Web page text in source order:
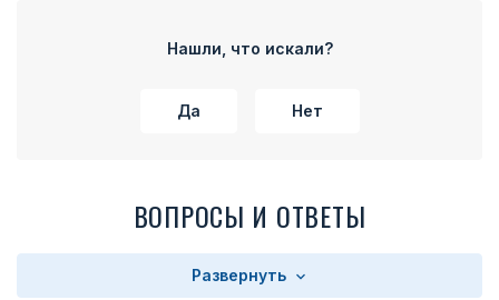
Нашли, что искали?
Да Нет
ВОПРОСЫ И ОТВЕТЫ
Развернуть